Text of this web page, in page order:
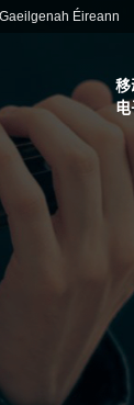
Gaeilgenah Éireann
移
电